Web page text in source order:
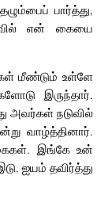
பார்த்து,
என் கையை
மீண்டும் உள்ளே
இருந்தார்.
அவர்கள் நடுவில்
வாழ்த்தினார்.
இங்கே உன்
ஐயம் தவிர்த்து